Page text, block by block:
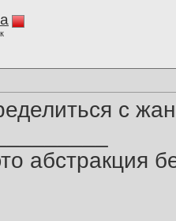
с
абстракция